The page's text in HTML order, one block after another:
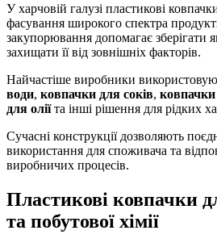
У харчовій галузі пластикові
фасування широкого спектра
закупорювання допомагає зберігати
захищати її від зовнішніх факторів.
Найчастіше виробники
води, ковпачки для соків, ковпачки
для оліїта інші рішення для рідких
Сучасні конструкції дозволяють
використання для споживача та
виробничих процесів.
Пластикові ковпачки
та побутової хімії